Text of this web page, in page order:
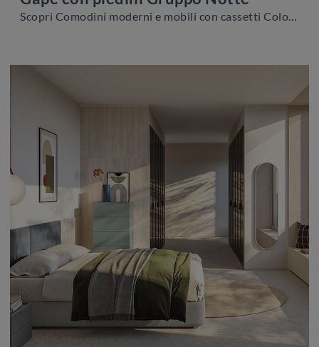
Scopri Comodini moderni e mobili con cassetti Colombini Casa! Il modello Gape con piedini Gruppo Notte costruito in melaminico è la scelta ideale.